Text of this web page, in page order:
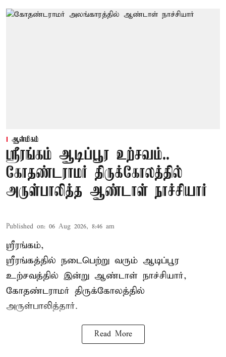
ஆன்மிகம்
ஸ்ரீரங்கம் ஆடிப்பூர உற்சவம்..
கோதண்டராமர் திருக்கோலத்தில்
அருள்பாலித்த ஆண்டாள் நாச்சியார்
Published on: 06 Aug 2026, 8:46 am
ஸ்ரீரங்கம்,
ஸ்ரீரங்கத்தில் நடைபெற்று வரும் ஆடிப்பூர
உற்சவத்தில் இன்று ஆண்டாள் நாச்சியார்,
கோதண்டராமர் திருக்கோலத்தில்
அருள்பாலித்தார்.
Read More